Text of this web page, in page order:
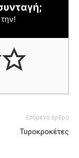
Επόμενο άρθρο
Τυροκροκέτες